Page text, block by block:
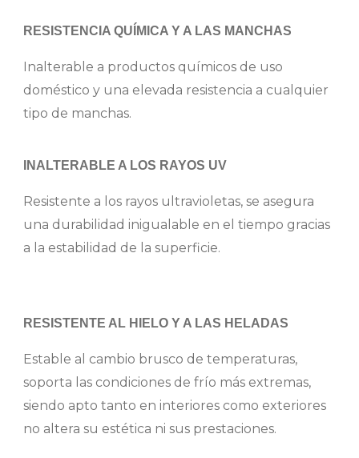
RESISTENCIA QUÍMICA Y A LAS MANCHAS
Inalterable a productos químicos de uso
doméstico y una elevada resistencia a cualquier
tipo de manchas.
INALTERABLE A LOS RAYOS UV
Resistente a los rayos ultravioletas, se asegura
una durabilidad inigualable en el tiempo gracias
a la estabilidad de la superficie.
RESISTENTE AL HIELO Y A LAS HELADAS
Estable al cambio brusco de temperaturas,
soporta las condiciones de frío más extremas,
siendo apto tanto en interiores como exteriores
no altera su estética ni sus prestaciones.